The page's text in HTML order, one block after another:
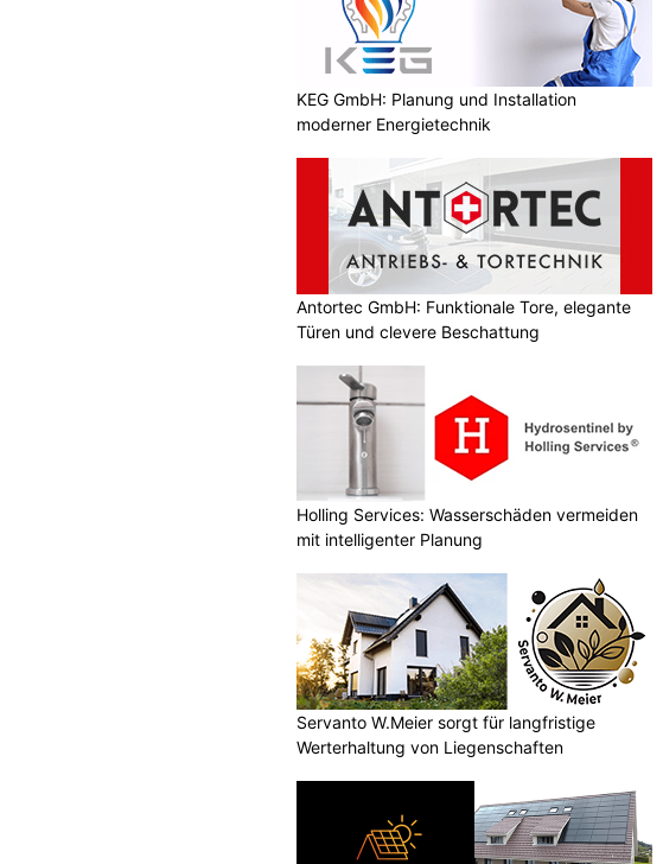
KEG GmbH: Planung und Installation
moderner Energietechnik
Antortec GmbH: Funktionale Tore, elegante
Türen und clevere Beschattung
Holling Services: Wasserschäden vermeiden
mit intelligenter Planung
Servanto W.Meier sorgt für langfristige
Werterhaltung von Liegenschaften